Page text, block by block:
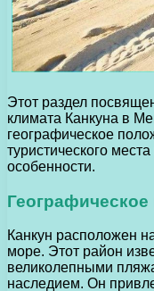
Этот раздел
климата Канкуна в
географическое
туристического
особенности.
Канкун расположен
море. Этот район
великолепными
наследием. Он